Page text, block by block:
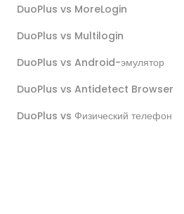
DuoPlus vs MoreLogin
DuoPlus vs Multilogin
DuoPlus vs Android-эмулятор
DuoPlus vs Antidetect Browser
DuoPlus vs Физический телефон